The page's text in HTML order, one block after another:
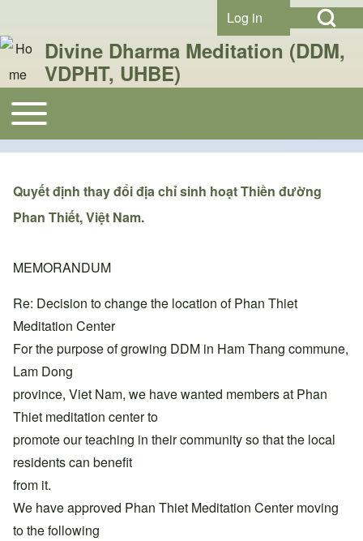
Open Search
User account menu
Log in
Divine Dharma Meditation (DDM,
VDPHT, UHBE)
Main navigation
Toggle main menu
Quyết định thay đổi địa chỉ sinh hoạt Thiền đường
Phan Thiết, Việt Nam.
MEMORANDUM
Re: Decision to change the location of Phan Thiet
Meditation Center
For the purpose of growing DDM in Ham Thang commune,
Lam Dong
province, Viet Nam, we have wanted members at Phan
Thiet meditation center to
promote our teaching in their community so that the local
residents can benefit
from it.
We have approved Phan Thiet Meditation Center moving
to the following